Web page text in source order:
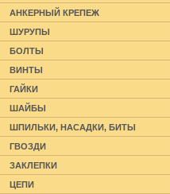
АНКЕРНЫЙ КРЕПЕЖ
ШУРУПЫ
БОЛТЫ
ВИНТЫ
ГАЙКИ
ШАЙБЫ
ШПИЛЬКИ, НАСАДКИ, БИТЫ
ГВОЗДИ
ЗАКЛЕПКИ
ЦЕПИ